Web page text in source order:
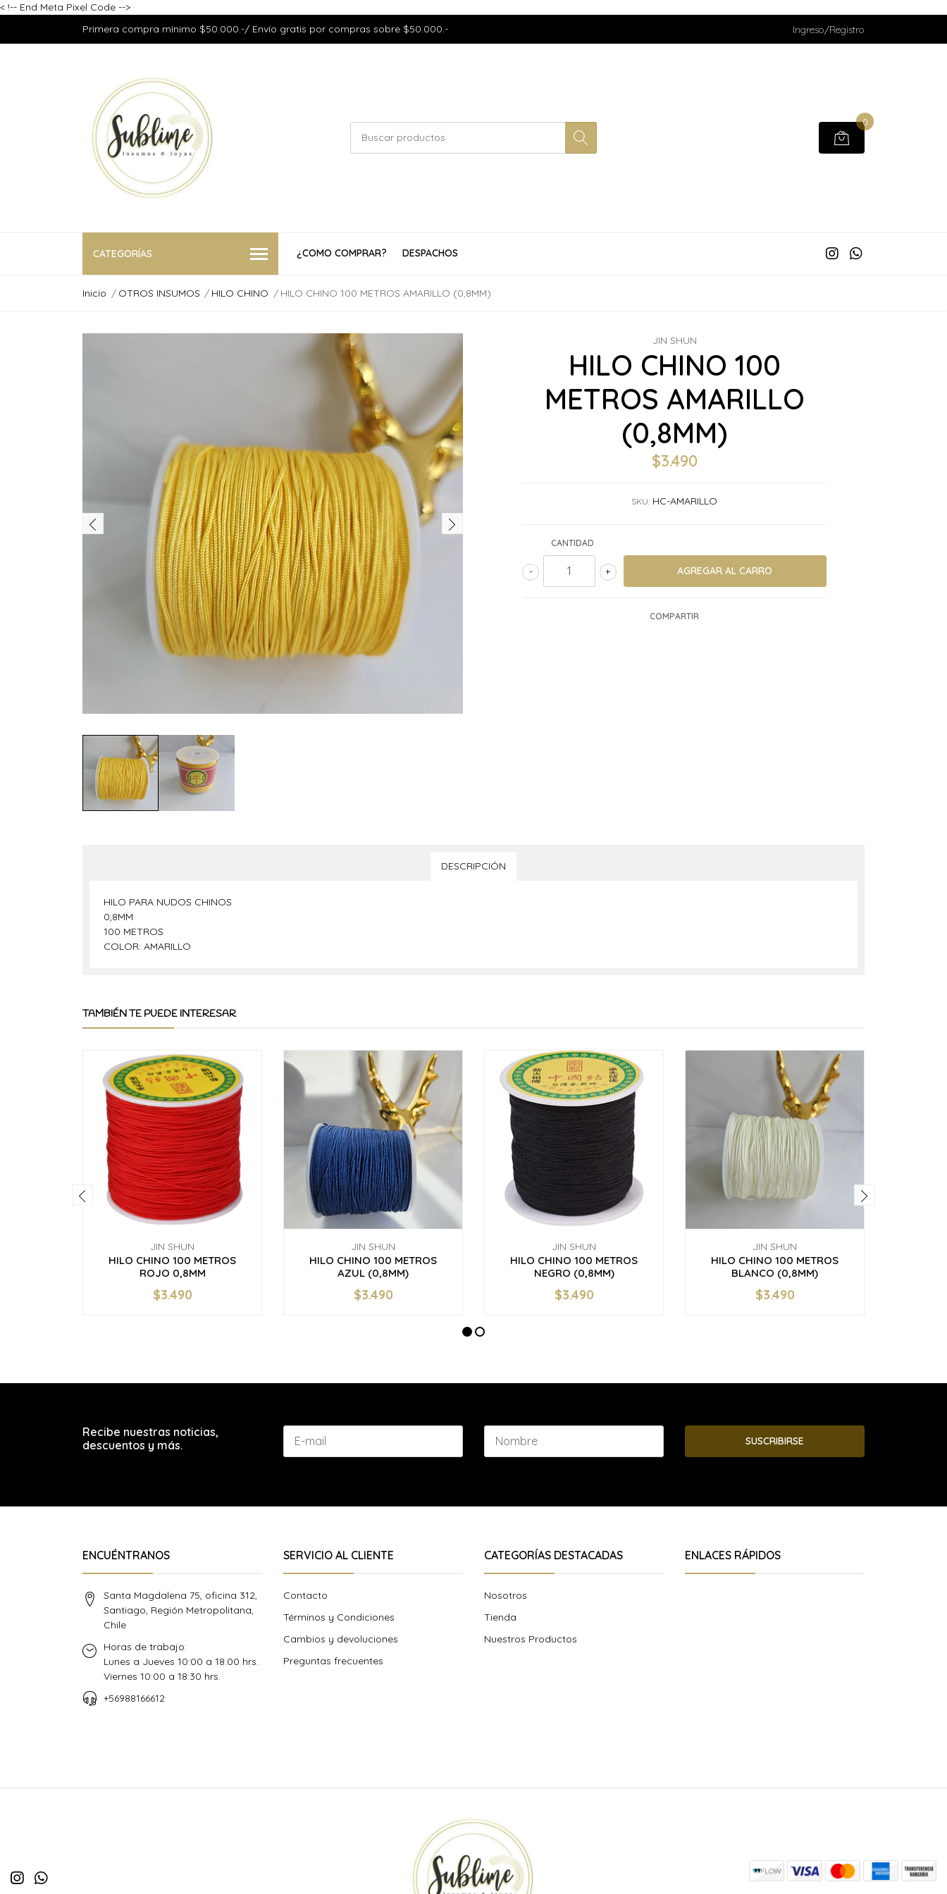
< !-- End Meta Pixel Code -->
Primera compra mínimo $50.000.-/ Envío gratis por compras sobre $50.000.-
Ingreso/Registro
0
CATEGORÍAS ¿COMO COMPRAR? DESPACHOS
Inicio OTROS INSUMOS HILO CHINO HILO CHINO 100 METROS AMARILLO (0,8MM)
JIN SHUN
HILO CHINO 100
METROS AMARILLO
(0,8MM)
$3.490
SKU: HC-AMARILLO
CANTIDAD
+
-
COMPARTIR
DESCRIPCIÓN
HILO PARA NUDOS CHINOS
0,8MM
100 METROS
COLOR: AMARILLO
TAMBIÉN TE PUEDE INTERESAR
JIN SHUN
HILO CHINO 100 METROS
ROJO 0,8MM
+
$3.490
JIN SHUN
HILO CHINO 100 METROS
AZUL (0,8MM)
+
$3.490
JIN SHUN
HILO CHINO 100 METROS
NEGRO (0,8MM)
+
$3.490
JIN SHUN
HILO CHINO 100 METROS
BLANCO (0,8MM)
+
$3.490
Recibe nuestras noticias,
descuentos y más.
SUSCRIBIRSE
ENCUÉNTRANOS
Santa Magdalena 75, oficina 312,
Santiago, Región Metropolitana,
Chile
Horas de trabajo:
Lunes a Jueves 10:00 a 18:00 hrs.
Viernes 10:00 a 18:30 hrs.
+56988166612
SERVICIO AL CLIENTE
Contacto
Términos y Condiciones
Cambios y devoluciones
Preguntas frecuentes
CATEGORÍAS DESTACADAS
Nosotros
Tienda
Nuestros Productos
ENLACES RÁPIDOS